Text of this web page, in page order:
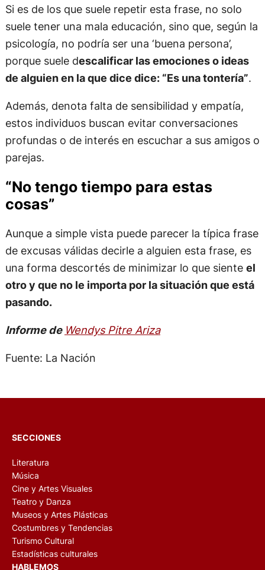
Si es de los que suele repetir esta frase, no solo
suele tener una mala educación, sino que, según la
psicología, no podría ser una ‘buena persona’,
porque suele descalificar las emociones o ideas
de alguien en la que dice dice: “Es una tontería”.
Además, denota falta de sensibilidad y empatía,
estos individuos buscan evitar conversaciones
profundas o de interés en escuchar a sus amigos o
parejas.
“No tengo tiempo para estas
cosas”
Aunque a simple vista puede parecer la típica frase
de excusas válidas decirle a alguien esta frase, es
una forma descortés de minimizar lo que siente el
otro y que no le importa por la situación que está
pasando.
Informe de Wendys Pitre Ariza
Fuente: La Nación
SECCIONES
Literatura
Música
Cine y Artes Visuales
Teatro y Danza
Museos y Artes Plásticas
Costumbres y Tendencias
Turismo Cultural
Estadísticas culturales
HABLEMOS